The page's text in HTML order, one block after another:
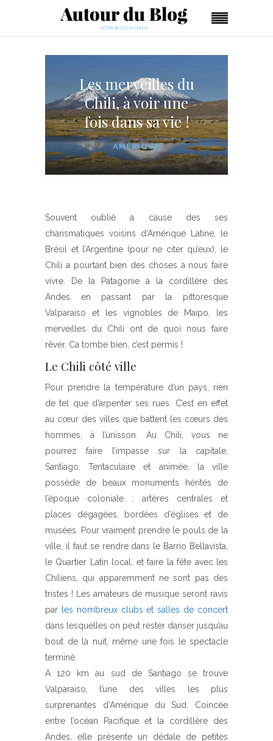
Les merveilles du
Chili, à voir une
fois dans sa vie !
AMÉRIQUE
Souvent oublié à cause des ses
charismatiques voisins d’Amérique Latine, le
Brésil et l’Argentine (pour ne citer qu’eux), le
Chili a pourtant bien des choses à nous faire
vivre. De la Patagonie à la cordillère des
Andes en passant par la pittoresque
Valparaiso et les vignobles de Maipo, les
merveilles du Chili ont de quoi nous faire
rêver. Ca tombe bien, c’est permis !
Le Chili côté ville
Pour prendre la température d’un pays, rien
de tel que d’arpenter ses rues. C’est en effet
au cœur des villes que battent les cœurs des
hommes, à l’unisson. Au Chili, vous ne
pourrez faire l’impasse sur la capitale,
Santiago. Tentaculaire et animée, la ville
possède de beaux monuments hérités de
l’époque coloniale : artères centrales et
places dégagées, bordées d’églises et de
musées. Pour vraiment prendre le pouls de la
ville, il faut se rendre dans le Barrio Bellavista,
le Quartier Latin local, et faire la fête avec les
Chiliens, qui apparemment ne sont pas des
tristes ! Les amateurs de musique seront ravis
par
les nombreux clubs et salles de concert
dans lesquelles on peut rester danser jusqu’au
bout de la nuit, même une fois le spectacle
terminé.
A 120 km au sud de Santiago se trouve
Valparaiso, l’une des villes les plus
surprenantes d’Amérique du Sud. Coincée
entre l’océan Pacifique et la cordillère des
Andes, elle présente un dédale de petites